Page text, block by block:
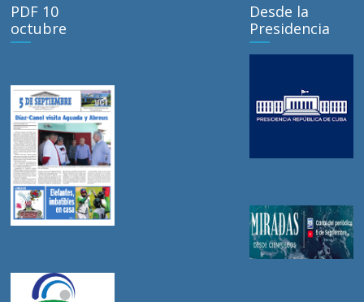
PDF 10
octubre
Desde la
Presidencia